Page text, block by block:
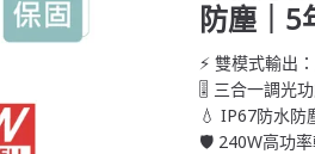
防塵｜5
⚡ 雙模式輸出
🎚️ 三合一調光
💧 IP67防水防
🛡️ 240W高功